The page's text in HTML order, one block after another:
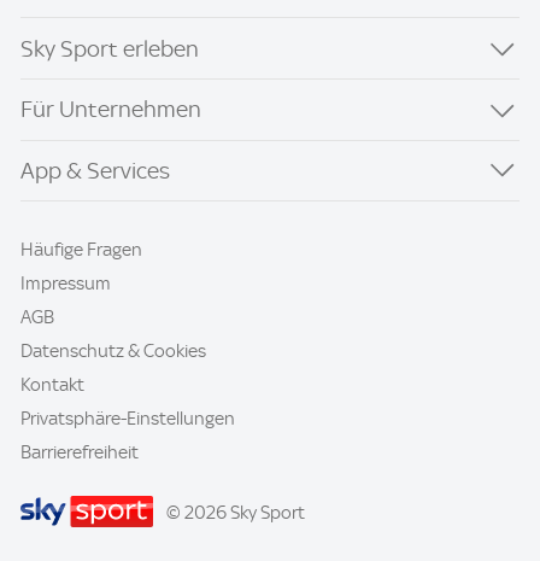
Sky Sport erleben
Für Unternehmen
App & Services
Häufige Fragen
Impressum
AGB
Datenschutz & Cookies
Kontakt
Privatsphäre-Einstellungen
Barrierefreiheit
© 2026 Sky Sport